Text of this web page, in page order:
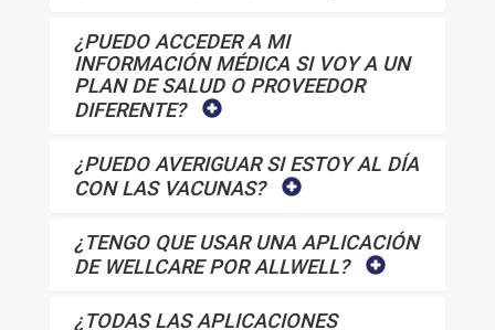
¿PUEDO ACCEDER A MI
INFORMACIÓN MÉDICA SI VOY A UN
PLAN DE SALUD O PROVEEDOR
DIFERENTE?
¿PUEDO AVERIGUAR SI ESTOY AL DÍA
CON LAS VACUNAS?
¿TENGO QUE USAR UNA APLICACIÓN
DE WELLCARE POR ALLWELL?
¿TODAS LAS APLICACIONES